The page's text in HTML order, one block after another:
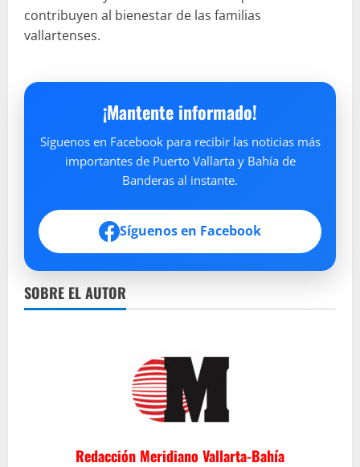
contribuyen al bienestar de las familias
vallartenses.
¡Mantente informado!
Síguenos en Facebook para recibir las noticias más
importantes de Puerto Vallarta y Bahía de
Banderas al instante.
Síguenos en Facebook
SOBRE EL AUTOR
Redacción Meridiano Vallarta-Bahía